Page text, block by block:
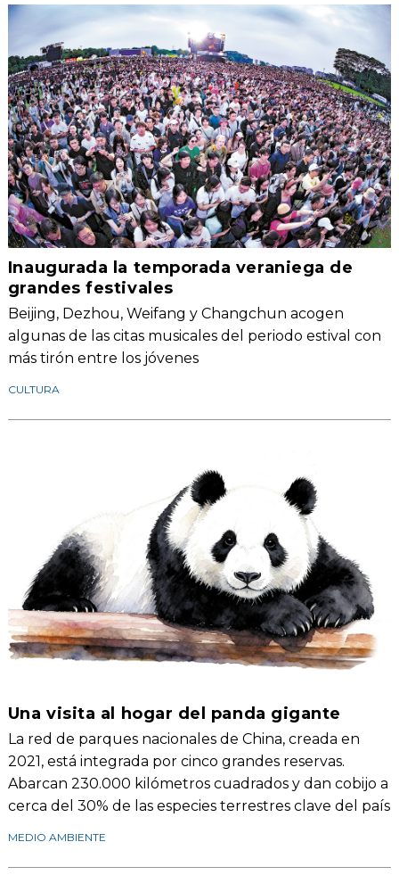
Inaugurada la temporada veraniega de
grandes festivales
Beijing, Dezhou, Weifang y Changchun acogen
algunas de las citas musicales del periodo estival con
más tirón entre los jóvenes
CULTURA
Una visita al hogar del panda gigante
La red de parques nacionales de China, creada en
2021, está integrada por cinco grandes reservas.
Abarcan 230.000 kilómetros cuadrados y dan cobijo a
cerca del 30% de las especies terrestres clave del país
MEDIO AMBIENTE